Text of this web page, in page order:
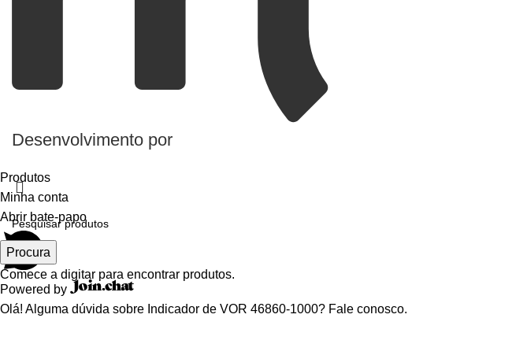
Desenvolvimento por
Procura
Comece a digitar para encontrar produtos.
Produtos
Minha conta
Abrir bate-papo
Powered by
Olá! Alguma dúvida sobre Indicador de VOR 46860-1000? Fale conosco.